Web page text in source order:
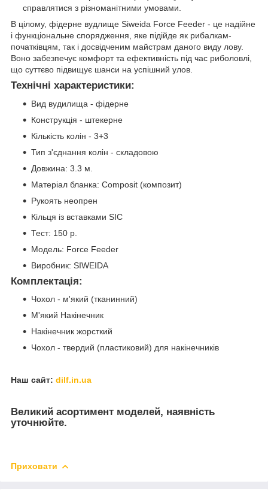
справлятися з різноманітними умовами.
В цілому, фідерне вудлище Siweida Force Feeder - це надійне
і функціональне спорядження, яке підійде як рибалкам-
початківцям, так і досвідченим майстрам даного виду лову.
Воно забезпечує комфорт та ефективність під час риболовлі,
що суттєво підвищує шанси на успішний улов.
Технічні характеристики:
Вид вудилища - фідерне
Конструкція - штекерне
Кількість колін - 3+3
Тип з'єднання колін - складовою
Довжина: 3.3 м.
Матеріал бланка: Composit (композит)
Рукоять неопрен
Кільця із вставками SIC
Тест: 150 р.
Модель: Force Feeder
Виробник: SIWEIDA
Комплектація:
Чохол - м'який (тканинний)
М'який Накінечник
Накінечник жорсткий
Чохол - твердий (пластиковий) для накінечників
Наш сайт: dilf.in.ua
Великий асортимент моделей, наявність
уточнюйте.
Приховати